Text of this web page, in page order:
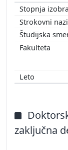
zaključna